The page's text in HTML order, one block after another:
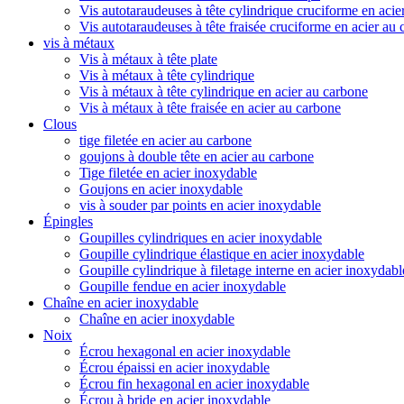
Vis autotaraudeuses à tête cylindrique cruciforme en
Vis autotaraudeuses à tête fraisée cruciforme en acier au
vis à métaux
Vis à métaux à tête plate
Vis à métaux à tête cylindrique
Vis à métaux à tête cylindrique en acier au carbone
Vis à métaux à tête fraisée en acier au carbone
Clous
tige filetée en acier au carbone
goujons à double tête en acier au carbone
Tige filetée en acier inoxydable
Goujons en acier inoxydable
vis à souder par points en acier inoxydable
Épingles
Goupilles cylindriques en acier inoxydable
Goupille cylindrique élastique en acier inoxydable
Goupille cylindrique à filetage interne en acier
Goupille fendue en acier inoxydable
Chaîne en acier inoxydable
Chaîne en acier inoxydable
Noix
Écrou hexagonal en acier inoxydable
Écrou épaissi en acier inoxydable
Écrou fin hexagonal en acier inoxydable
Écrou à bride en acier inoxydable